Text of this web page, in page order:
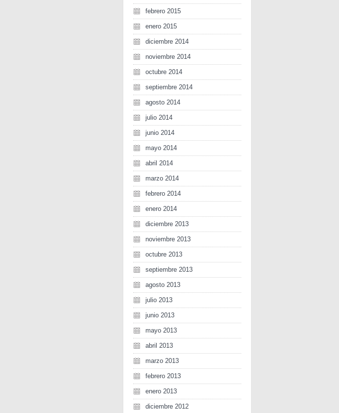
febrero 2015
enero 2015
diciembre 2014
noviembre 2014
octubre 2014
septiembre 2014
agosto 2014
julio 2014
junio 2014
mayo 2014
abril 2014
marzo 2014
febrero 2014
enero 2014
diciembre 2013
noviembre 2013
octubre 2013
septiembre 2013
agosto 2013
julio 2013
junio 2013
mayo 2013
abril 2013
marzo 2013
febrero 2013
enero 2013
diciembre 2012